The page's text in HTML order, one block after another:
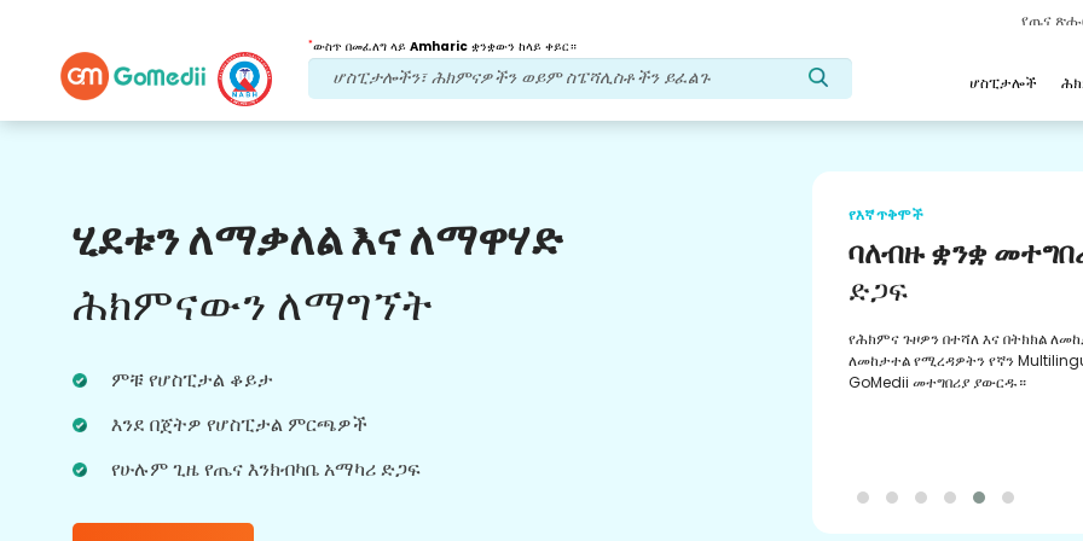
የጤና
*ውስጥ በመፈለግ ላይ Amharic ቋንቋውን ከላይ ቀይር።
ሆስፒታሎች
ሂደቱን ለማቃለል እና ለማዋሃድ
ሕክምናውን ለማግኘት
ምቹ የሆስፒታል ቆይታ
እንደ በጀትዎ የሆስፒታል ምርጫዎች
የሁሉም ጊዜ የጤና እንክብካቤ አማካሪ ድጋፍ
የመስመር ላይ ቪዲዮምክክር
ለተሻለ የጤና አጠባበቅ ልምድ በእውነተኛ ጊዜ
ህክምናዎችን በተመለከተ በጣም ልምድ ካላቸው
የእኛ ጥቅሞች
ባለብዙ ቋንቋ
ድጋፍ
የሕክምና ጉዞዎን በተሻለ እና በትክክል
ለመከታተል የሚረዳዎትን የኛን
GoMedii መተግበሪያ ያውርዱ።